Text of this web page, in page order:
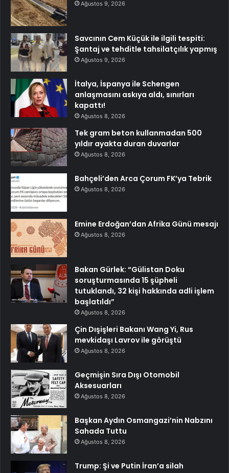
Ağustos 9, 2026
Savcının Cem Küçük ile ilgili tespiti:
Şantaj ve tehditle tahsilatçılık yapmış
Ağustos 9, 2026
İtalya, İspanya ile Schengen
anlaşmasını askıya aldı, sınırları
kapattı!
Ağustos 8, 2026
Tek gram beton kullanmadan 500
yıldır ayakta duran duvarlar
Ağustos 8, 2026
Bahçeli’den Arca Çorum FK’ya Tebrik
Ağustos 8, 2026
Emine Erdoğan’dan Afrika Günü mesajı
Ağustos 8, 2026
Bakan Gürlek: “Gülistan Doku
soruşturmasında 15 şüpheli
tutuklandı, 32 kişi hakkında adli işlem
başlatıldı”
Ağustos 8, 2026
Çin Dışişleri Bakanı Wang Yi, Rus
mevkidaşı Lavrov ile görüştü
Ağustos 8, 2026
Geçmişin Sıra Dışı Otomobil
Aksesuarları
Ağustos 8, 2026
Başkan Aydın Osmangazi’nin Nabzını
Sahada Tuttu
Ağustos 8, 2026
Trump: Şi ve Putin İran’a silah